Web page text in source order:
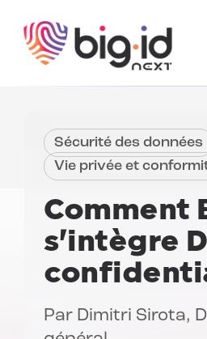
Sécurité des données
Vie privée et
Comment
s'intègre
Par Dimitri Sirota,